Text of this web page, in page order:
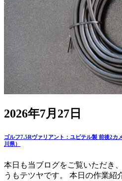
2026年7月27日
ゴルフ7.5Rヴァリアント：ユピテル製 前後2カ
川県）
本日も当ブログをご覧いただき
うもテツヤです。 本日の作業紹